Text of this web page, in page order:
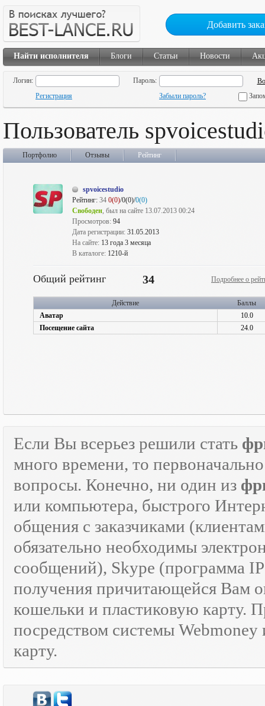
Добавить
Найти исполнителя Блоги Статьи Новости
Логин:
Пароль:
Регистрация
Забыли пароль?
Пользователь
Портфолио Отзывы Рейтинг
spvoicestudio
Рейтинг: 34 0(0)/0(0)/0(0)
Свободен, был на сайте 13.07.2013 00:24
Просмотров: 94
Дата регистрации: 31.05.2013
На сайте: 13 года 3 месяца
В каталоге: 1210-й
Общий рейтинг 34 Подробнее о
Действие
Баллы
Аватар
10.0
Посещение сайта
24.0
Если Вы всерьез решили стать
много времени, то
вопросы. Конечно, ни один из
или компьютера, быстрого
общения с заказчиками
обязательно необходимы
сообщений), Skype (программа
получения причитающейся Вам
кошельки и пластиковую карту.
посредством системы
карту.